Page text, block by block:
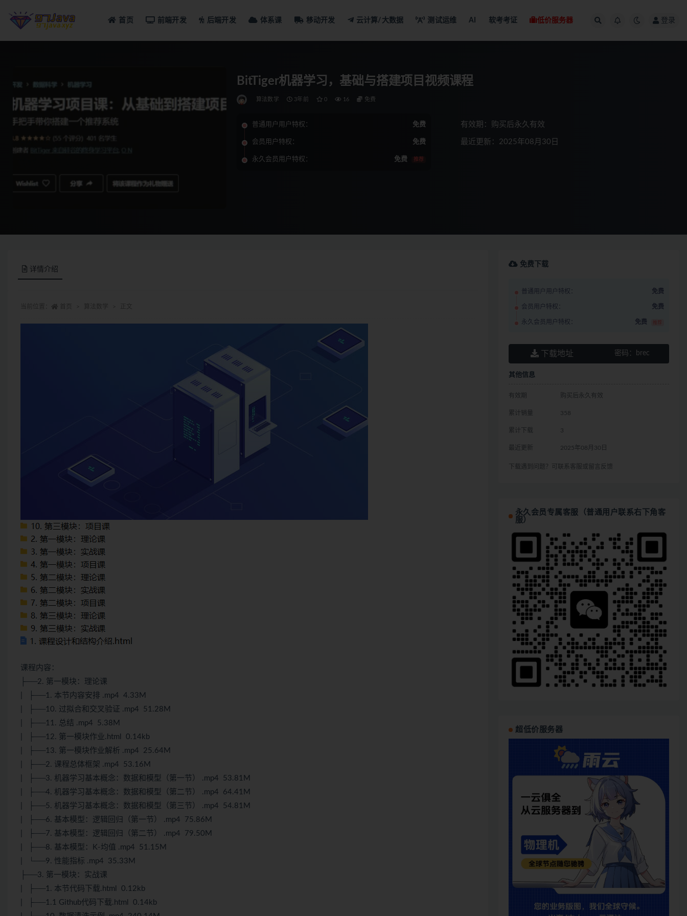
首页 前端开发 后端开发 体系课 移动开发 云计算/大数据 测试运维 AI 软考考证 低价服务器 登录
BitTiger机器学习，基础与搭建项目视频课程
算法数学 3年前 0 16 免费
普通用户用户特权： 免费
会员用户特权： 免费
永久会员用户特权： 免费 推荐
有效期：购买后永久有效
最近更新：2025年08月30日
详情介绍
课程内容：
├──2. 第一模块：理论课
| ├──1. 本节内容安排 .mp4 4.33M
| ├──10. 过拟合和交叉验证 .mp4 51.28M
| ├──11. 总结 .mp4 5.38M
| ├──12. 第一模块作业.html 0.14kb
| ├──13. 第一模块作业解析 .mp4 25.64M
| ├──2. 课程总体框架 .mp4 53.16M
| ├──3. 机器学习基本概念：数据和模型（第一节） .mp4 53.81M
| ├──4. 机器学习基本概念：数据和模型（第二节） .mp4 64.41M
| ├──5. 机器学习基本概念：数据和模型（第三节） .mp4 54.81M
| ├──6. 基本模型：逻辑回归（第一节） .mp4 75.86M
| ├──7. 基本模型：逻辑回归（第二节） .mp4 79.50M
| ├──8. 基本模型：K-均值 .mp4 51.15M
| └──9. 性能指标 .mp4 35.33M
├──3. 第一模块：实战课
| ├──1. 本节代码下载.html 0.12kb
| ├──1.1 Github代码下载.html 0.14kb
免费下载
普通用户用户特权： 免费
会员用户特权： 免费
永久会员用户特权： 免费 推荐
下载地址 密码： brec
其他信息
有效期 购买后永久有效
累计销量 358
累计下载 3
最近更新 2025年08月30日
下载遇到问题？可联系客服或留言反馈
永久会员专属客服（普通用户联系右下角客
服）
超低价服务器